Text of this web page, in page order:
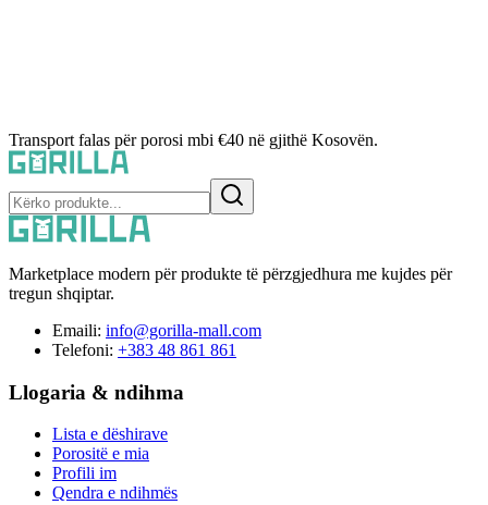
Transport falas për porosi mbi €40 në gjithë Kosovën.
Marketplace modern për produkte të përzgjedhura me kujdes për
tregun shqiptar.
Emaili: info@gorilla-mall.com
Telefoni: +383 48 861 861
Llogaria & ndihma
Lista e dëshirave
Porositë e mia
Profili im
Qendra e ndihmës